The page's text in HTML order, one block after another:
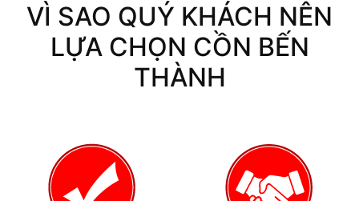
VÌ SAO QUÝ KHÁCH NÊN
LỰA CHỌN CỒN BẾN
THÀNH